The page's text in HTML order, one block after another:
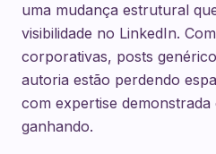
uma mudança estrutural
visibilidade no LinkedIn.
corporativas, posts
autoria estão perdendo
com expertise
ganhando.